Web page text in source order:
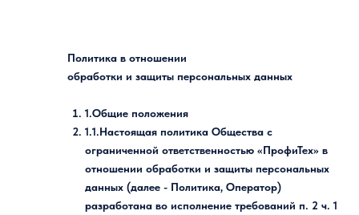
Политика в отношении
обработки и защиты персональных данных
1.Общие положения
1.1.Настоящая политика Общества с
ограниченной ответственностью «ПрофиТех» в
отношении обработки и защиты персональных
данных (далее - Политика, Оператор)
разработана во исполнение требований п. 2 ч. 1